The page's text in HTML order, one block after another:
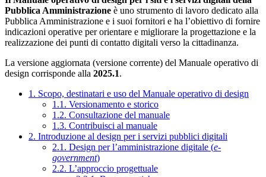
Pubblica Amministrazione è uno strumento di lavoro dedicato alla
Pubblica Amministrazione e i suoi fornitori e ha l’obiettivo di fornire
indicazioni operative per orientare e migliorare la progettazione e la
realizzazione dei punti di contatto digitali verso la cittadinanza.
La versione aggiornata (versione corrente) del Manuale operativo di
design corrisponde alla 2025.1.
1. Scopo, destinatari e uso del Manuale operativo di design
1.1. Versionamento e storico
1.2. Consultazione del manuale
1.3. Contribuisci al manuale
2. Introduzione al design per i servizi pubblici digitali
2.1. Design per l’amministrazione digitale (e-
government)
2.2. L’approccio progettuale